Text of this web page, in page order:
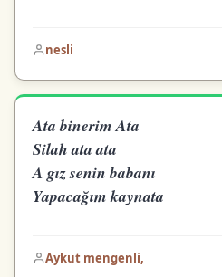
nesli
Ata binerim Ata
Silah ata ata
A gız senin babanı
Yapacağım kaynata
Aykut mengenli,